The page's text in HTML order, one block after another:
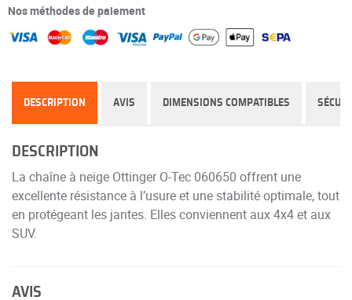
Nos méthodes de paiement
DESCRIPTION AVIS DIMENSIONS COMPATIBLES
DESCRIPTION
La chaîne à neige Ottinger O-Tec 060650 offrent une
excellente résistance à l’usure et une stabilité optimale, tout
en protégeant les jantes. Elles conviennent aux 4x4 et aux
SUV.
AVIS